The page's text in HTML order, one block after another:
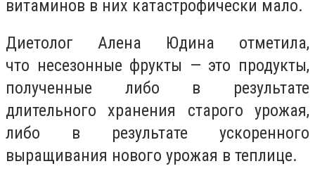
витаминов в них катастрофически мало.
Диетолог Алена Юдина отметила,
что несезонные фрукты — это продукты,
полученные либо в результате
длительного хранения старого урожая,
либо в результате ускоренного
выращивания нового урожая в теплице.